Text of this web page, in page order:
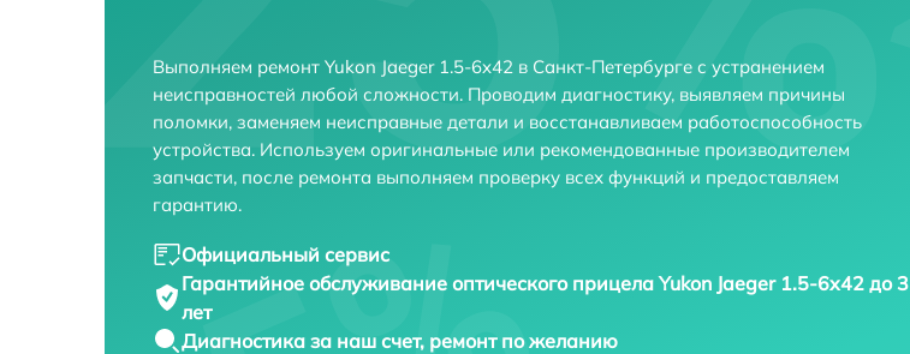
Выполняем ремонт Yukon Jaeger 1.5-6x42 в Санкт-Петербурге с устранением
неисправностей любой сложности. Проводим диагностику, выявляем причины
поломки, заменяем неисправные детали и восстанавливаем работоспособность
устройства. Используем оригинальные или рекомендованные производителем
запчасти, после ремонта выполняем проверку всех функций и предоставляем
гарантию.
Официальный сервис
Гарантийное обслуживание оптического прицела Yukon Jaeger 1.5-6x42 до 3
лет
Диагностика за наш счет, ремонт по желанию